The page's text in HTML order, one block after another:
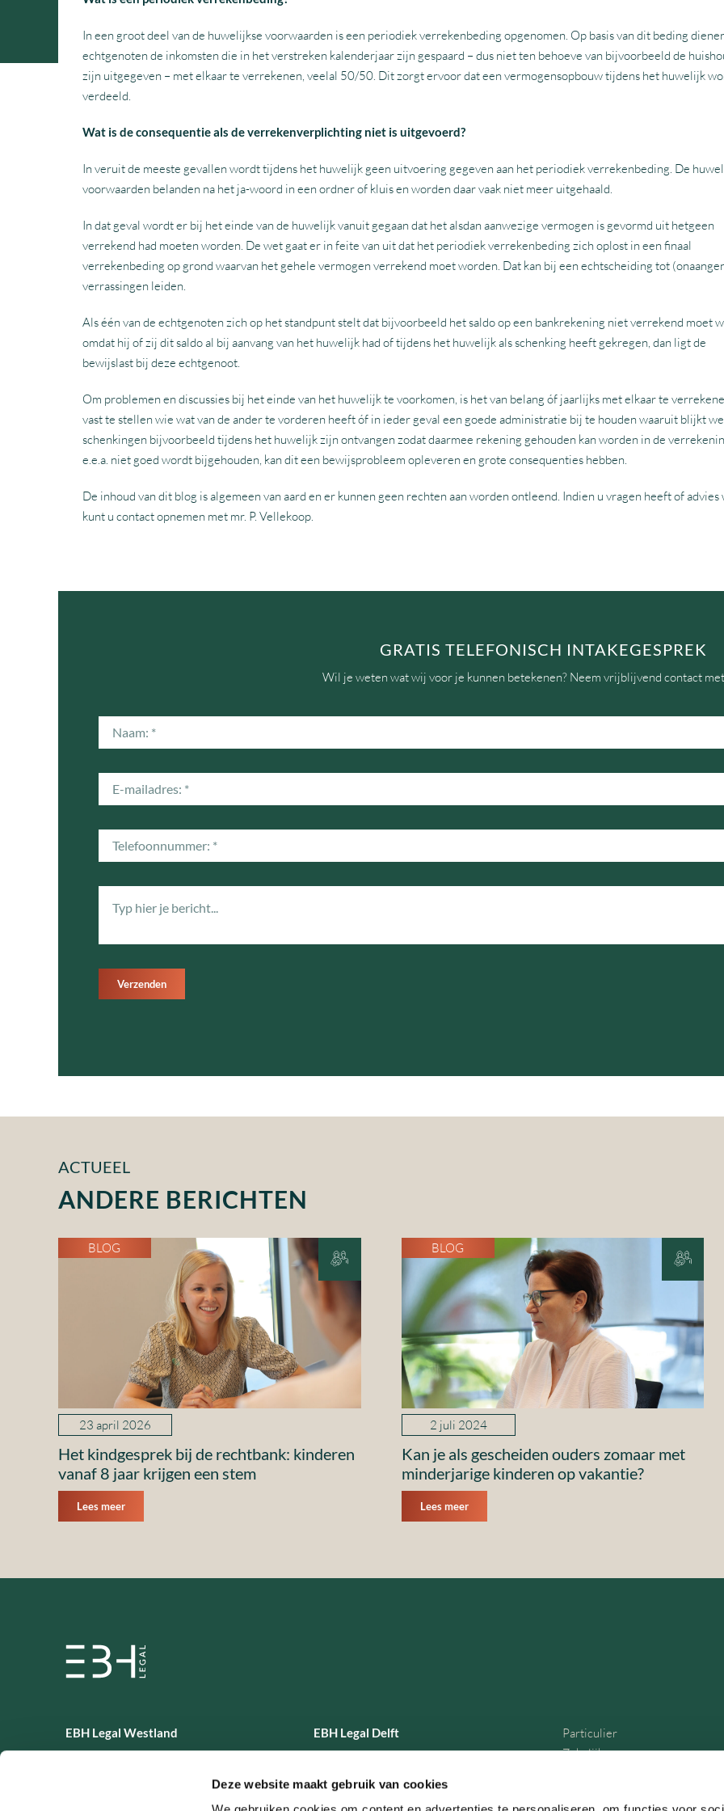
Deze website maakt gebruik van cookies
In een groot deel van de huwelijkse voorwaarden is een periodiek verrekenbeding opgenomen. Op basis van dit beding
echtgenoten de inkomsten die in het verstreken kalenderjaar zijn gespaard – dus niet ten behoeve van bijvoorbeeld de
zijn uitgegeven – met elkaar te verrekenen, veelal 50/50. Dit zorgt ervoor dat een vermogensopbouw tijdens het huwelijk
verdeeld.
Wat is de consequentie als de verrekenverplichting niet is uitgevoerd?
In veruit de meeste gevallen wordt tijdens het huwelijk geen uitvoering gegeven aan het periodiek verrekenbeding. De
voorwaarden belanden na het ja-woord in een ordner of kluis en worden daar vaak niet meer uitgehaald.
In dat geval wordt er bij het einde van de huwelijk vanuit gegaan dat het alsdan aanwezige vermogen is gevormd uit hetgeen
verrekend had moeten worden. De wet gaat er in feite van uit dat het periodiek verrekenbeding zich oplost in een finaal
verrekenbeding op grond waarvan het gehele vermogen verrekend moet worden. Dat kan bij een echtscheiding tot
verrassingen leiden.
Als één van de echtgenoten zich op het standpunt stelt dat bijvoorbeeld het saldo op een bankrekening niet verrekend moet
omdat hij of zij dit saldo al bij aanvang van het huwelijk had of tijdens het huwelijk als schenking heeft gekregen, dan ligt de
bewijslast bij deze echtgenoot.
Om problemen en discussies bij het einde van het huwelijk te voorkomen, is het van belang óf jaarlijks met elkaar te
vast te stellen wie wat van de ander te vorderen heeft óf in ieder geval een goede administratie bij te houden waaruit blijkt
schenkingen bijvoorbeeld tijdens het huwelijk zijn ontvangen zodat daarmee rekening gehouden kan worden in de
e.e.a. niet goed wordt bijgehouden, kan dit een bewijsprobleem opleveren en grote consequenties hebben.
De inhoud van dit blog is algemeen van aard en er kunnen geen rechten aan worden ontleend. Indien u vragen heeft of advies
kunt u contact opnemen met mr. P. Vellekoop.
GRATIS TELEFONISCH INTAKEGESPREK
Wil je weten wat wij voor je kunnen betekenen? Neem vrijblijvend contact
Verzenden
ACTUEEL
ANDERE BERICHTEN
BLOG
23 april 2026
Het kindgesprek bij de rechtbank: kinderen
vanaf 8 jaar krijgen een stem
Lees meer
BLOG
2 juli 2024
Kan je als gescheiden ouders zomaar met
minderjarige kinderen op vakantie?
Lees meer
EBH Legal Westland EBH Legal Delft
2611 AL
Delft
Particulier
Zakelijk